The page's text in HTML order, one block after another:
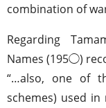
combination of
Regarding
Names (195◯)
“…also, one of
schemes) used